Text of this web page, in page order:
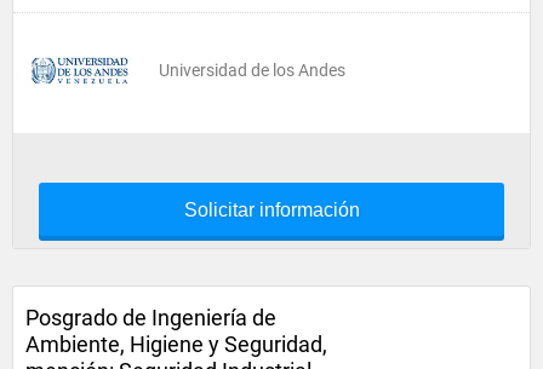
Universidad de los Andes
Solicitar información
Posgrado de Ingeniería de
Ambiente, Higiene y Seguridad,